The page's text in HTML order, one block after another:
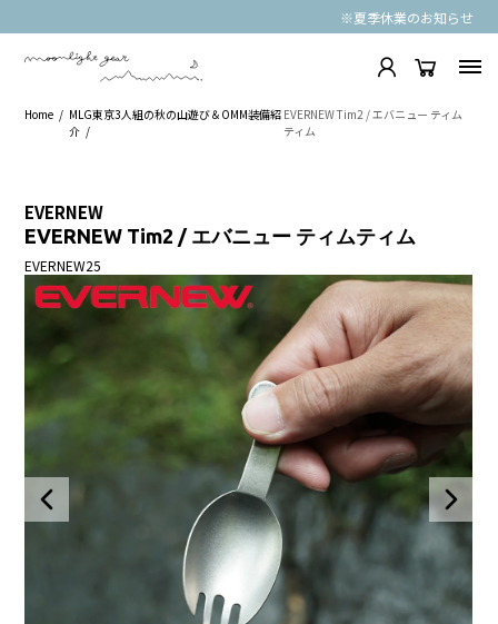
※夏季休業のお知らせ
Home
MLG東京3人組の秋の山遊び＆OMM装備紹
介
EVERNEW Tim2 / エバニュー ティム
ティム
EVERNEW
EVERNEW Tim2 / エバニュー ティムティム
EVERNEW25